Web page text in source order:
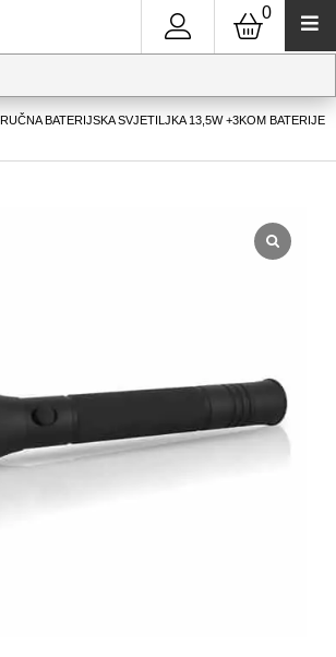
0
RUČNA BATERIJSKA SVJETILJKA 13,5W +3KOM BATERIJE